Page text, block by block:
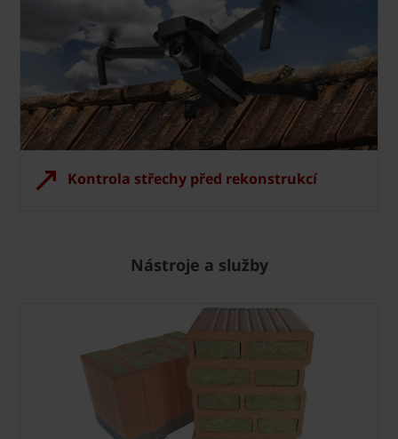
Kontrola střechy před rekonstrukcí
Nástroje a služby